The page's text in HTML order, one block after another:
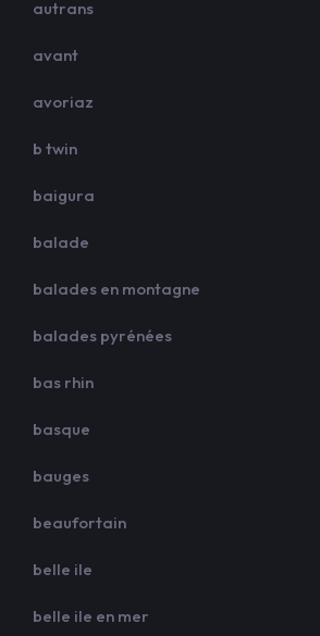
autrans
avant
avoriaz
b twin
baigura
balade
balades en montagne
balades pyrénées
bas rhin
basque
bauges
beaufortain
belle ile
belle ile en mer